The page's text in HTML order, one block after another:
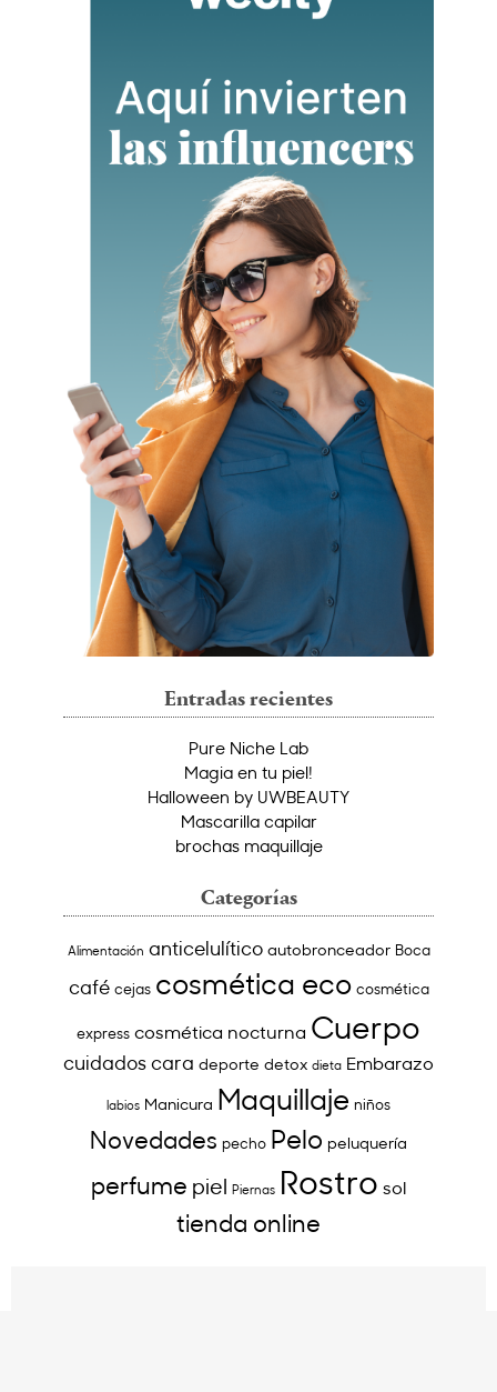
Entradas recientes
Pure Niche Lab
Magia en tu piel!
Halloween by UWBEAUTY
Mascarilla capilar
brochas maquillaje
Categorías
Alimentación anticelulítico autobronceador Boca
café cejas cosmética eco cosmética
express cosmética nocturna Cuerpo
cuidados cara deporte detox dieta Embarazo
labios Manicura Maquillaje niños
Novedades pecho Pelo peluquería
perfume piel Piernas Rostro sol
tienda online